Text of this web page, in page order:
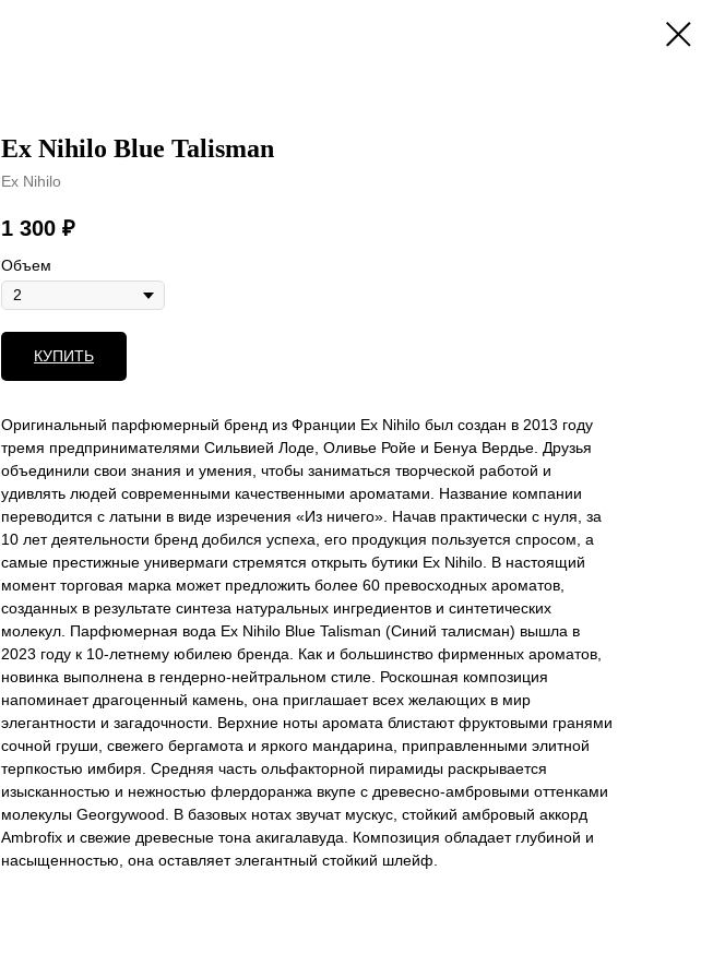
Ex Nihilo Blue Talisman
Ex Nihilo
1 300 ₽
Объем
КУПИТЬ
Оригинальный парфюмерный бренд из Франции Ex Nihilo был создан в 2013 году
тремя предпринимателями Сильвией Лоде, Оливье Ройе и Бенуа Вердье. Друзья
объединили свои знания и умения, чтобы заниматься творческой работой и
удивлять людей современными качественными ароматами. Название компании
переводится с латыни в виде изречения «Из ничего». Начав практически с нуля, за
10 лет деятельности бренд добился успеха, его продукция пользуется спросом, а
самые престижные универмаги стремятся открыть бутики Ex Nihilo. В настоящий
момент торговая марка может предложить более 60 превосходных ароматов,
созданных в результате синтеза натуральных ингредиентов и синтетических
молекул. Парфюмерная вода Ex Nihilo Blue Talisman (Синий талисман) вышла в
2023 году к 10-летнему юбилею бренда. Как и большинство фирменных ароматов,
новинка выполнена в гендерно-нейтральном стиле. Роскошная композиция
напоминает драгоценный камень, она приглашает всех желающих в мир
элегантности и загадочности. Верхние ноты аромата блистают фруктовыми гранями
сочной груши, свежего бергамота и яркого мандарина, приправленными элитной
терпкостью имбиря. Средняя часть ольфакторной пирамиды раскрывается
изысканностью и нежностью флердоранжа вкупе с древесно-амбровыми оттенками
молекулы Georgywood. В базовых нотах звучат мускус, стойкий амбровый аккорд
Ambrofix и свежие древесные тона акигалавуда. Композиция обладает глубиной и
насыщенностью, она оставляет элегантный стойкий шлейф.